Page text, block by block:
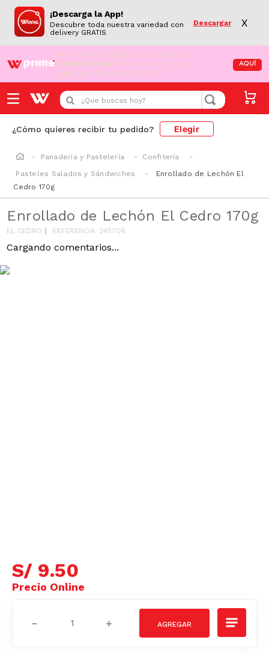
¡Descarga la App!
Descubre toda nuestra variedad con
delivery GRATIS
Descargar X
¡Aún no eres Wong Prime! Aprovecha el
DESPACHO GRATIS en tus compras de
supermercado desde S/79.90
AQUÍ
¿Que buscas hoy?
¿Cómo quieres recibir tu pedido? Elegir
Panadería y Pastelería
Confitería
Pasteles Salados y Sándwiches
Enrollado de Lechón El
Cedro 170g
Enrollado de Lechón El Cedro 170g
EL CEDRO REFERENCIA: 245706
Cargando comentarios...
S/ 9.50
＋
－